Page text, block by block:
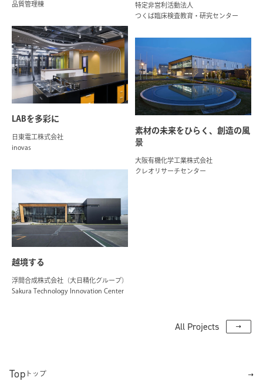
品質管理棟
特定非営利活動法人
つくば臨床検査教育・研究センター
LABを多彩に
日東電工株式会社
inovas
素材の未来をひらく、創造の風
景
大阪有機化学工業株式会社
クレオリサーチセンター
越境する
浮間合成株式会社（大日精化グループ）
Sakura Technology Innovation Center
All Projects
Top トップ